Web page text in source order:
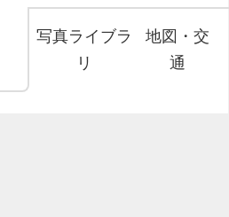
写真ライブラ
リ
地図・交
通